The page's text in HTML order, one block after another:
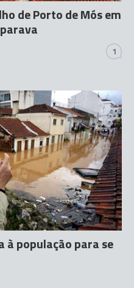
de Porto de Mós em
1
à população para se